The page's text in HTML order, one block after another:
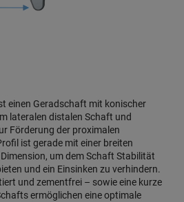
einen Geradschaft mit konischer
lateralen distalen Schaft und
Förderung der proximalen
ist gerade mit einer breiten
um dem Schaft Stabilität
und ein Einsinken zu verhindern.
und zementfrei – sowie eine kurze
ermöglichen eine optimale